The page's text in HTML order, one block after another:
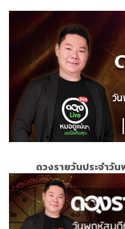
ดวงรายวันประจำวั